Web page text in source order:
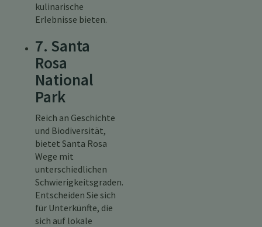
kulinarische
Erlebnisse bieten.
7. Santa
Rosa
National
Park
Reich an Geschichte
und Biodiversität,
bietet Santa Rosa
Wege mit
unterschiedlichen
Schwierigkeitsgraden.
Entscheiden Sie sich
für Unterkünfte, die
sich auf lokale